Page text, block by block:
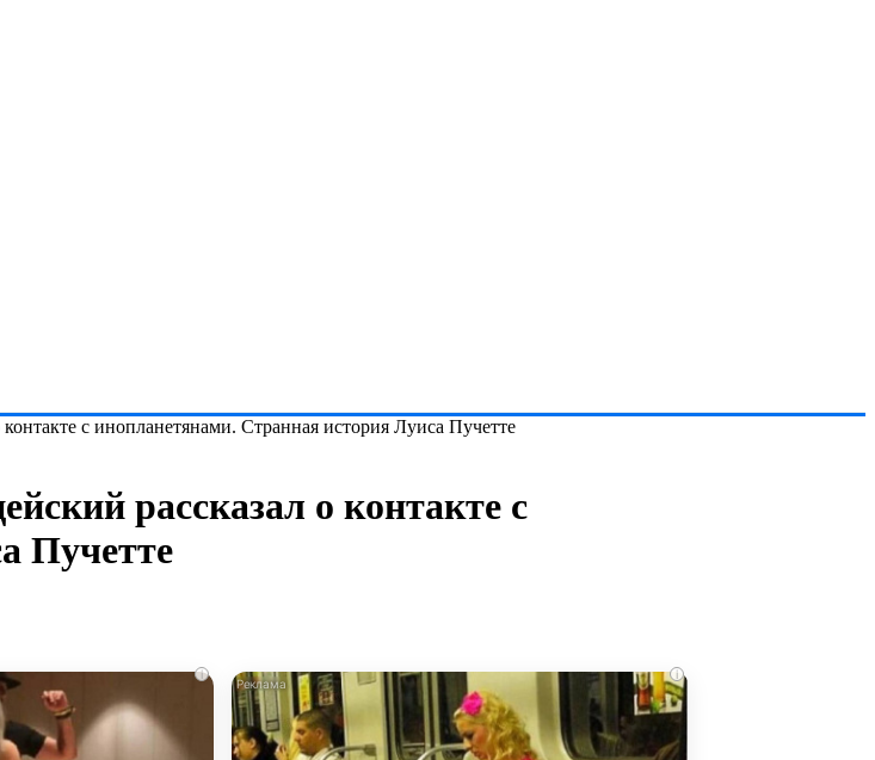
с инопланетянами. Странная история Луиса Пучетте
рассказал о контакте с
Пучетте
i i